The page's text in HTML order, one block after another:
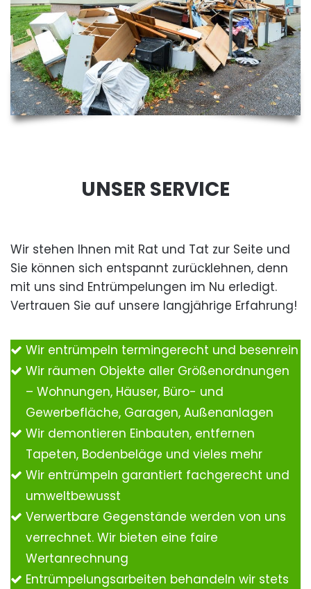
UNSER SERVICE
Wir stehen Ihnen mit Rat und Tat zur Seite und
Sie können sich entspannt zurücklehnen, denn
mit uns sind Entrümpelungen im Nu erledigt.
Vertrauen Sie auf unsere langjährige Erfahrung!
Wir entrümpeln termingerecht und besenrein
Wir räumen Objekte aller Größenordnungen
– Wohnungen, Häuser, Büro- und
Gewerbefläche, Garagen, Außenanlagen
Wir demontieren Einbauten, entfernen
Tapeten, Bodenbeläge und vieles mehr
Wir entrümpeln garantiert fachgerecht und
umweltbewusst
Verwertbare Gegenstände werden von uns
verrechnet. Wir bieten eine faire
Wertanrechnung
Entrümpelungsarbeiten behandeln wir stets